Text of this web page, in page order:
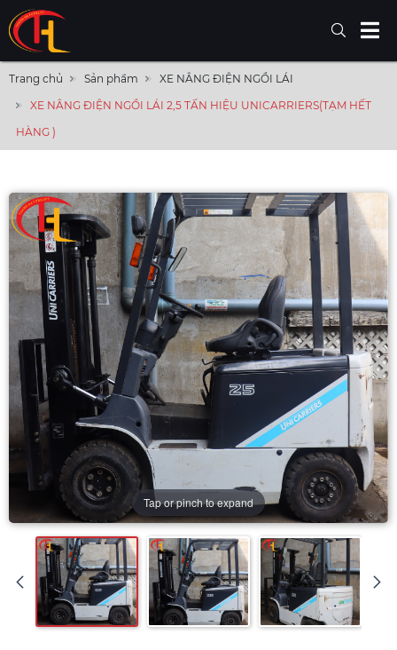
Trang chủ Sản phẩm
XE NÂNG ĐIỆN NGỒI LÁI
XE NÂNG ĐIỆN NGỒI LÁI 2,5 TẤN HIỆU UNICARRIERS(TẠM HẾT
HÀNG )
Tap or pinch to expand